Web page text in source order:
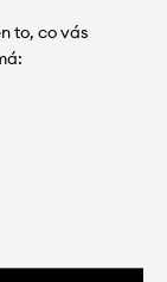
to, co vás